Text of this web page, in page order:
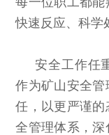
快速反应、科学
安全工作任
作为矿山安全
任，以更严谨
全管理体系，